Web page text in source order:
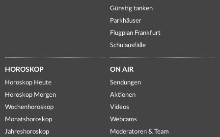
Günstig tanken
Parkhäuser
Flugplan Frankfurt
Schulausfälle
HOROSKOP
Horoskop Heute
Horoskop Morgen
Wochenhoroskop
Monatshoroskop
Jahreshoroskop
ON AIR
Sendungen
Aktionen
Videos
Webcams
Moderatoren & Team